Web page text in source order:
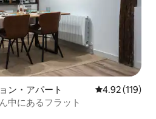
ン・アパート レビュー119
4.92 (119)
中にあるフラット